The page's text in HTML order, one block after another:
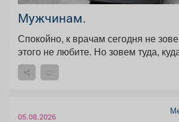
Мужчинам.
Спокойно, к врачам сегодня не
этого не любите. Но зовем туда,
05.08.2026